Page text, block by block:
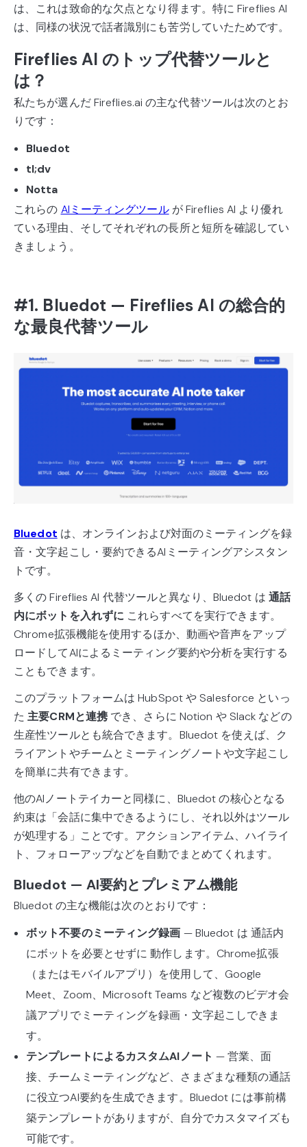
は、これは致命的な欠点となり得ます。特に Fireflies AI
は、同様の状況で話者識別にも苦労していたためです。
Fireflies AI のトップ代替ツールと
は？
私たちが選んだ Fireflies.ai の主な代替ツールは次のとお
りです：
Bluedot
tl;dv
Notta
これらの AIミーティングツールが Fireflies AI より優れ
ている理由、そしてそれぞれの長所と短所を確認してい
きましょう。
#1. Bluedot — Fireflies AI の総合的
な最良代替ツール
Bluedot は、オンラインおよび対面のミーティングを録
音・文字起こし・要約できるAIミーティングアシスタン
トです。
多くの Fireflies AI 代替ツールと異なり、Bluedot は 通話
内にボットを入れずに これらすべてを実行できます。
Chrome拡張機能を使用するほか、動画や音声をアップ
ロードしてAIによるミーティング要約や分析を実行する
こともできます。
このプラットフォームは HubSpot や Salesforce といっ
た主要CRMと連携 でき、さらに Notion や Slack などの
生産性ツールとも統合できます。Bluedot を使えば、ク
ライアントやチームとミーティングノートや文字起こし
を簡単に共有できます。
他のAIノートテイカーと同様に、Bluedot の核心となる
約束は「会話に集中できるようにし、それ以外はツール
が処理する」ことです。アクションアイテム、ハイライ
ト、フォローアップなどを自動でまとめてくれます。
Bluedot — AI要約とプレミアム機能
Bluedot の主な機能は次のとおりです：
ボット不要のミーティング録画 — Bluedot は 通話内
にボットを必要とせずに 動作します。Chrome拡張
（またはモバイルアプリ）を使用して、Google
Meet、Zoom、Microsoft Teams など複数のビデオ会
議アプリでミーティングを録画・文字起こしできま
す。
テンプレートによるカスタムAIノート — 営業、面
接、チームミーティングなど、さまざまな種類の通話
に役立つAI要約を生成できます。Bluedot には事前構
築テンプレートがありますが、自分でカスタマイズも
可能です。